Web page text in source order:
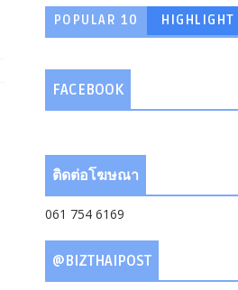
POPULAR 10 HIGHLIGHT
FACEBOOK
ติดต่อโฆษณา
061 754 6169
@BIZTHAIPOST